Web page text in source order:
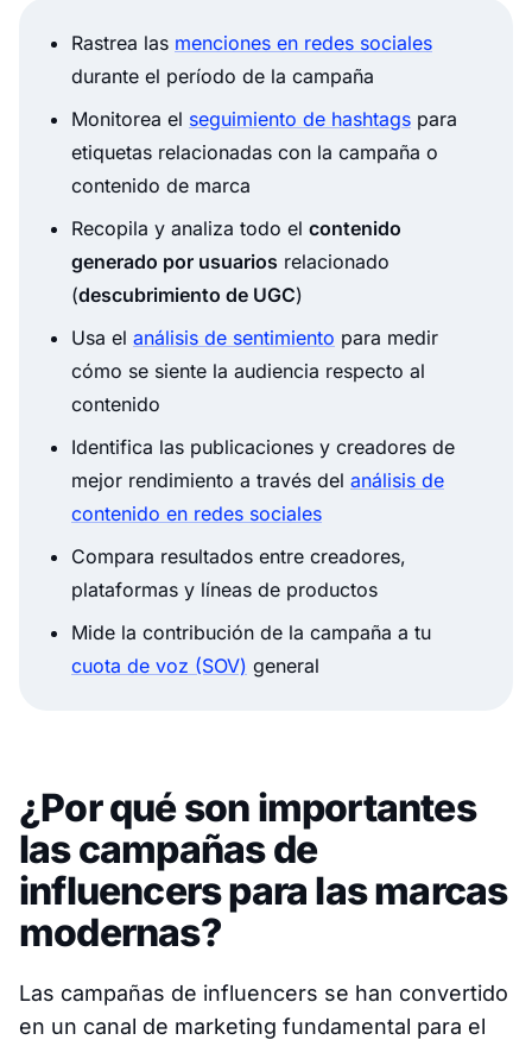
Rastrea las menciones en redes sociales
durante el período de la campaña
Monitorea el seguimiento de hashtags para
etiquetas relacionadas con la campaña o
contenido de marca
Recopila y analiza todo el contenido
generado por usuarios relacionado
(descubrimiento de UGC)
Usa el análisis de sentimiento para medir
cómo se siente la audiencia respecto al
contenido
Identifica las publicaciones y creadores de
mejor rendimiento a través del análisis de
contenido en redes sociales
Compara resultados entre creadores,
plataformas y líneas de productos
Mide la contribución de la campaña a tu
cuota de voz (SOV) general
¿Por qué son importantes
las campañas de
influencers para las marcas
modernas?
Las campañas de influencers se han convertido
en un canal de marketing fundamental para el